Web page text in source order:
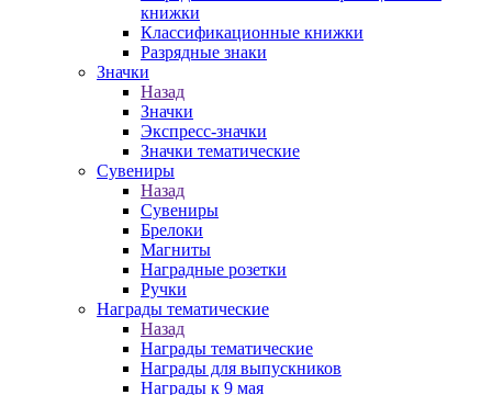
книжки
Классификационные книжки
Разрядные знаки
Значки
Назад
Значки
Экспресс-значки
Значки тематические
Сувениры
Назад
Сувениры
Брелоки
Магниты
Наградные розетки
Ручки
Награды тематические
Назад
Награды тематические
Награды для выпускников
Награды к 9 мая